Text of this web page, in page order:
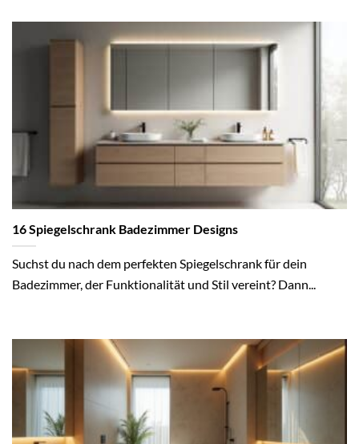
16 Spiegelschrank Badezimmer Designs
Suchst du nach dem perfekten Spiegelschrank für dein
Badezimmer, der Funktionalität und Stil vereint? Dann...